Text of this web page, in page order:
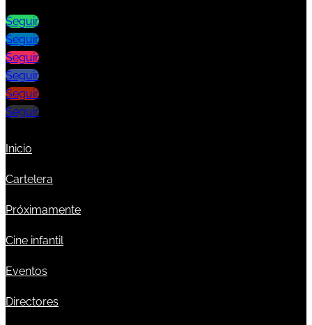
Seguir
Seguir
Seguir
Seguir
Seguir
Seguir
Inicio
Cartelera
Próximamente
Cine infantil
Eventos
Directores